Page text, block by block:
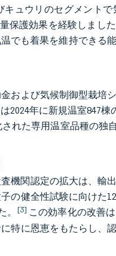
キュウリのセグメント
保護効果を経験しま
でも着果を維持できる
および気候制御型栽培
2024年に新規温室847
れた専用温室品種の独
機関認定の拡大は、輸
の健全性試験に向けた
。 [3] この効率化の改善
特に恩恵をもたらし、